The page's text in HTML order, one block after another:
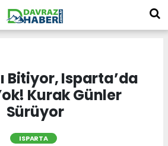
Bitiyor, Isparta’da
Kurak Günler
Sürüyor
ISPARTA